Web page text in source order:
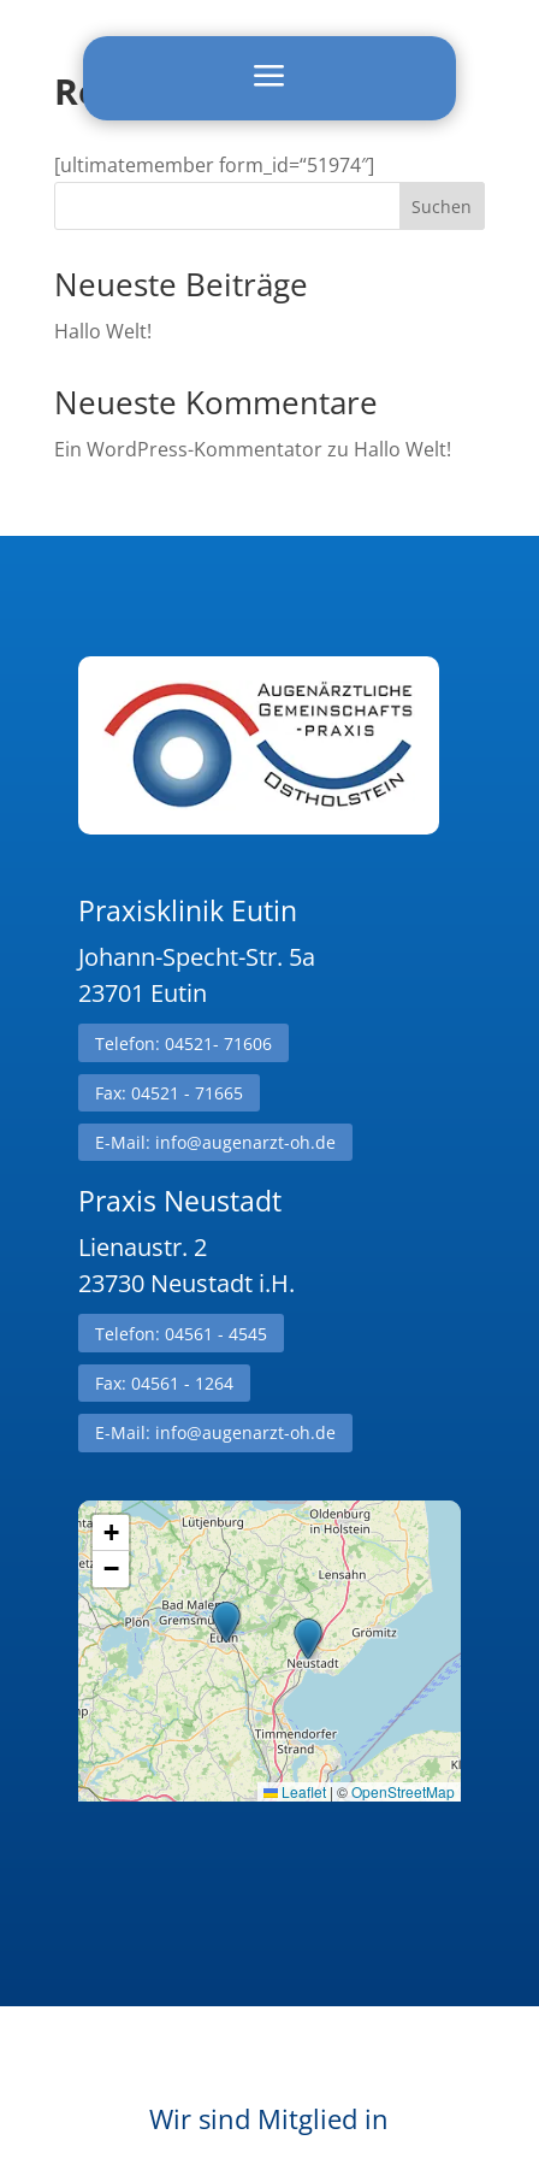
a
Registrieren
[ultimatemember form_id=“51974″]
Suchen
Neueste Beiträge
Hallo Welt!
Neueste Kommentare
Ein WordPress-Kommentatorzu Hallo Welt!
Praxisklinik Eutin
Johann-Specht-Str. 5a
23701 Eutin
Telefon: 04521- 71606
Fax: 04521 - 71665
E-Mail: info@augenarzt-oh.de
Praxis Neustadt
Lienaustr. 2
23730 Neustadt i.H.
Telefon: 04561 - 4545
Fax: 04561 - 1264
E-Mail: info@augenarzt-oh.de
+
−
Leaflet | ©OpenStreetMap
Wir sind Mitglied in